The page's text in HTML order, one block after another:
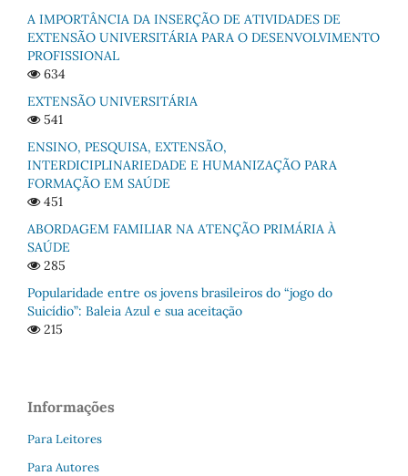
A IMPORTÂNCIA DA INSERÇÃO DE ATIVIDADES DE
EXTENSÃO UNIVERSITÁRIA PARA O DESENVOLVIMENTO
PROFISSIONAL
634
EXTENSÃO UNIVERSITÁRIA
541
ENSINO, PESQUISA, EXTENSÃO,
INTERDICIPLINARIEDADE E HUMANIZAÇÃO PARA
FORMAÇÃO EM SAÚDE
451
ABORDAGEM FAMILIAR NA ATENÇÃO PRIMÁRIA À
SAÚDE
285
Popularidade entre os jovens brasileiros do “jogo do
Suicídio”: Baleia Azul e sua aceitação
215
Informações
Para Leitores
Para Autores